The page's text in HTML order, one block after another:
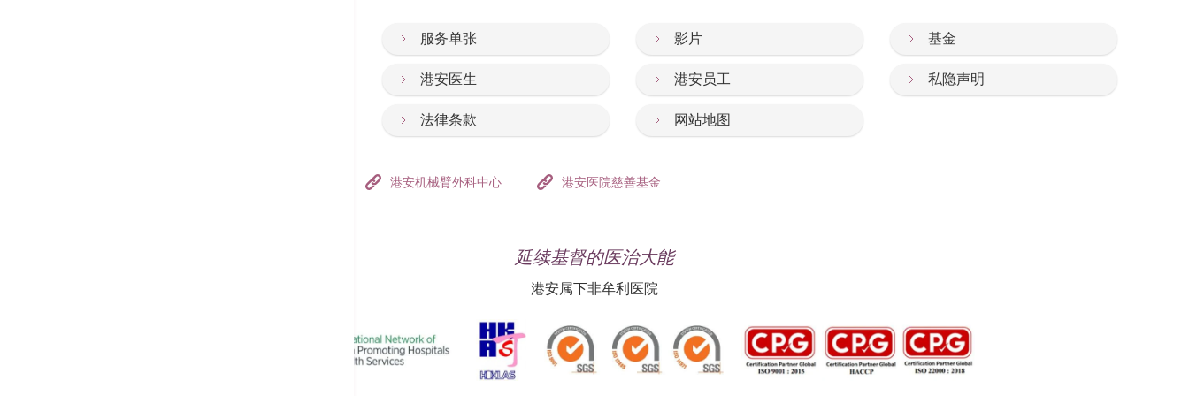
服务单张 影片 基金
港安医生 港安员工 私隐声明
法律条款 网站地图
港安机械臂外科中心 港安医院慈善基金
延续基督的医治大能
港安属下非牟利医院